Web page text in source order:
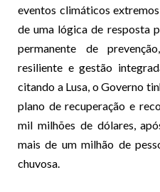
eventos climáticos
de uma lógica de resposta
permanente de
resiliente e gestão
citando a Lusa, o Governo
plano de recuperação e
mil milhões de dólares,
mais de um milhão de
chuvosa.